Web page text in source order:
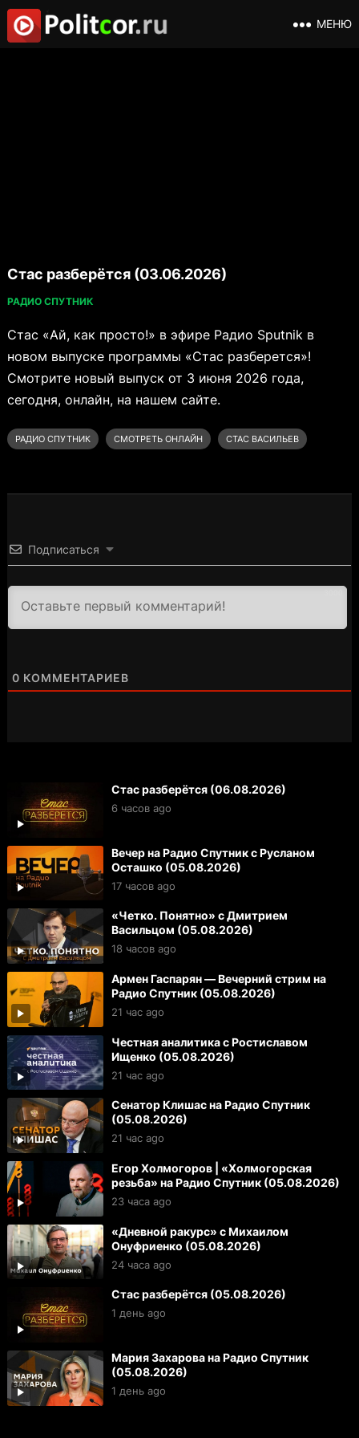
МЕНЮ
Стас разберётся (03.06.2026)
РАДИО СПУТНИК
Стас «Ай, как просто!» в эфире Радио Sputnik в
новом выпуске программы «Стас разберется»!
Смотрите новый выпуск от 3 июня 2026 года,
сегодня, онлайн, на нашем сайте.
РАДИО СПУТНИК СМОТРЕТЬ ОНЛАЙН СТАС ВАСИЛЬЕВ
Подписаться
0 КОММЕНТАРИЕВ
Стас разберётся (06.08.2026)
6 часов ago
Вечер на Радио Спутник с Русланом
Осташко (05.08.2026)
17 часов ago
«Четко. Понятно» с Дмитрием
Васильцом (05.08.2026)
18 часов ago
Армен Гаспарян — Вечерний стрим на
Радио Спутник (05.08.2026)
21 час ago
Честная аналитика с Ростиславом
Ищенко (05.08.2026)
21 час ago
Сенатор Клишас на Радио Спутник
(05.08.2026)
21 час ago
Егор Холмогоров | «Холмогорская
резьба» на Радио Спутник (05.08.2026)
23 часа ago
«Дневной ракурс» с Михаилом
Онуфриенко (05.08.2026)
24 часа ago
Стас разберётся (05.08.2026)
1 день ago
Мария Захарова на Радио Спутник
(05.08.2026)
1 день ago